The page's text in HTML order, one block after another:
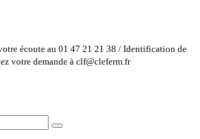
écoute au 01 47 21 21 38 / Identification de
votre demande à clf@cleferm.fr